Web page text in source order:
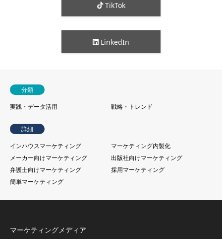
TikTok
LinkedIn
分類
実践・データ活用
戦略・トレンド
詳細
インハウスマーケティング
マーケティング内製化
メーカー向けマーケティング
出版社向けマーケティング
弁護士向けマーケティング
採用マーケティング
簡単マーケティング
マーケティングメディア